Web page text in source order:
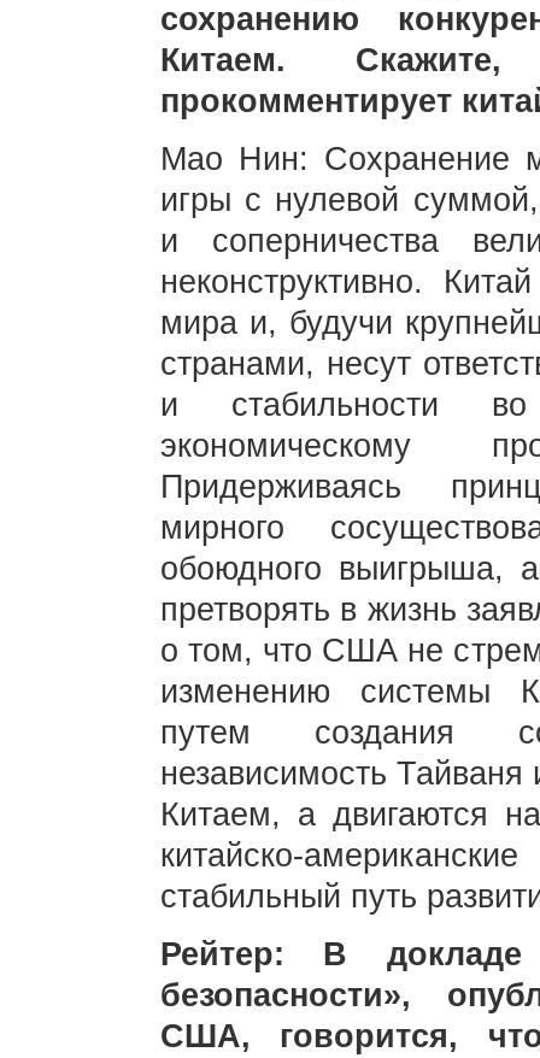
сохранению
Китаем.
прокомментирует
Мао Нин: Сохранение
игры с нулевой
и соперничества
неконструктивно.
мира и, будучи
странами, несут
и стабильности
экономическому
Придерживаясь
мирного
обоюдного выигрыша,
претворять в жизнь
о том, что США не
изменению системы
путем создания
независимость
Китаем, а двигаются
китайско-
стабильный путь
Рейтер: В докладе
безопасности»,
США, говорится,